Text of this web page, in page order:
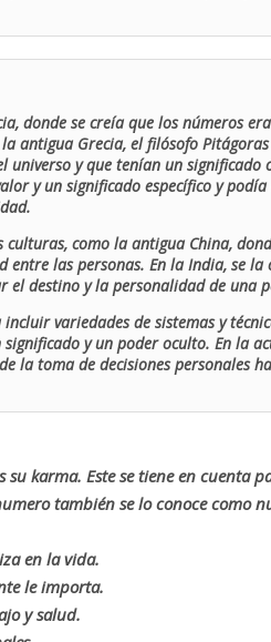
donde se creía que los números
antigua Grecia, el filósofo
universo y que tenían un significado
y un significado específico y
como la antigua China,
las personas. En la India, se la
el destino y la personalidad de una
variedades de sistemas y
y un poder oculto. En la
la toma de decisiones personales
su karma. Este se tiene en cuenta
también se lo conoce como
en la vida.
le importa.
y salud.